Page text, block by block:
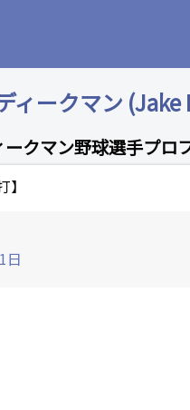
ィークマン
クマン野球選手プロ
】
日